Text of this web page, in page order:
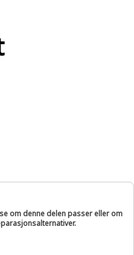
om denne delen passer eller om